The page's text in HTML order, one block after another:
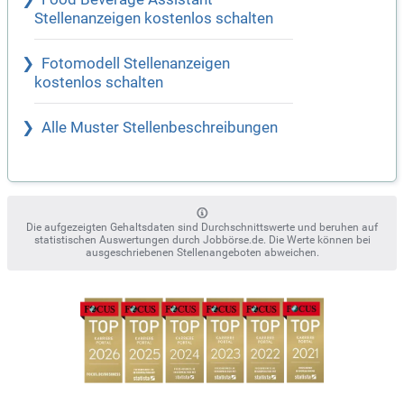
Stellenanzeigen kostenlos schalten
Fotomodell Stellenanzeigen
kostenlos schalten
Alle Muster Stellenbeschreibungen
Die aufgezeigten Gehaltsdaten sind Durchschnittswerte und beruhen auf
statistischen Auswertungen durch Jobbörse.de. Die Werte können bei
ausgeschriebenen Stellenangeboten abweichen.